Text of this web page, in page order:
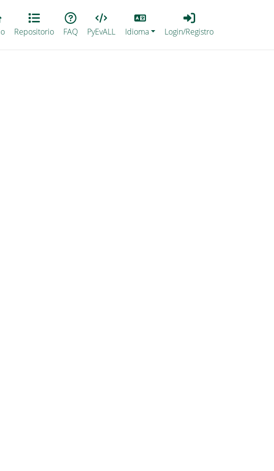
Repositorio FAQ PyEvALL
Lang
Idioma
Login_Registro
Login/Registro